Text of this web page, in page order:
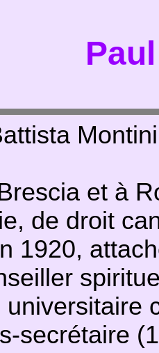
et à
de droit
1920,
universitaire
secrétaire